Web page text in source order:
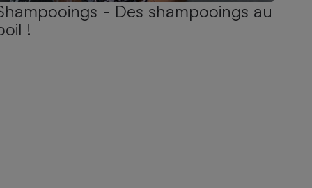
- Des shampooings au
!